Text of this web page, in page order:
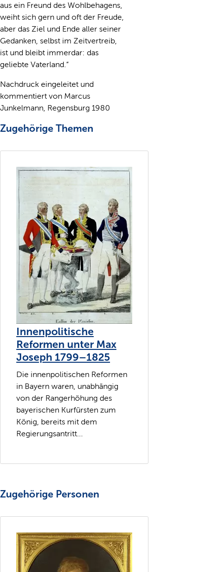
aus ein Freund des Wohlbehagens,
weiht sich gern und oft der Freude,
aber das Ziel und Ende aller seiner
Gedanken, selbst im Zeitvertreib,
ist und bleibt immerdar: das
geliebte Vaterland.“
Nachdruck eingeleitet und
kommentiert von Marcus
Junkelmann, Regensburg 1980
Zugehörige Themen
Innenpolitische
Reformen unter Max
Joseph 1799–1825
Die innenpolitischen Reformen
in Bayern waren, unabhängig
von der Rangerhöhung des
bayerischen Kurfürsten zum
König, bereits mit dem
Regierungsantritt...
Zugehörige Personen